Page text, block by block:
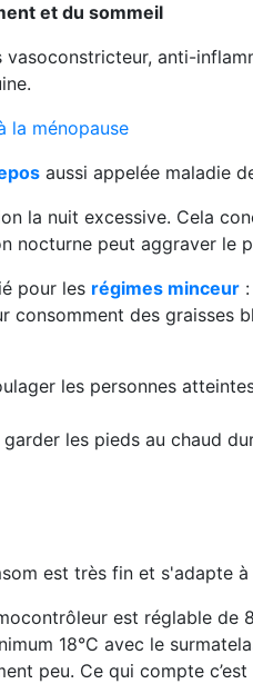
et du sommeil
vasoconstricteur, anti-
la ménopause
aussi appelée maladie
la nuit excessive. Cela
nocturne peut aggraver le
pour les régimes minceur
consomment des graisses
les personnes
les pieds au chaud
est très fin et s'adapte
est réglable de
18°C avec le
peu. Ce qui compte